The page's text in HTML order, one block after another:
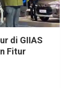
di GIIAS
Fitur